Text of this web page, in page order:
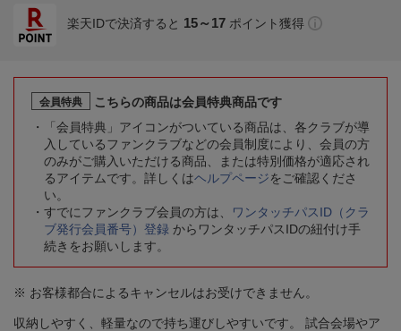
楽天IDで決済すると 15～17 ポイント獲得
会員特典
こちらの商品は会員特典商品です
「会員特典」アイコンがついている商品は、各クラブが導
入しているファンクラブなどの会員制度により、会員の方
のみがご購入いただける商品、または特別価格が適応され
るアイテムです。詳しくはヘルプページをご確認くださ
い。
すでにファンクラブ会員の方は、
ワンタッチパスID（クラ
ブ発行会員番号）登録 からワンタッチパスIDの紐付け手
続きをお願いします。
※ お客様都合によるキャンセルはお受けできません。
収納しやすく、軽量なので持ち運びしやすいです。 試合会場やア